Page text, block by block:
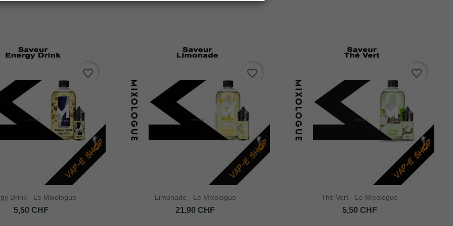
Drink - Le Mixologue
Prix
5,50 CHF
favorite_border
Limonade - Le Mixologue
Prix
21,90 CHF
favorite_border
Thé Vert - Le Mixologue
Prix
5,50 CHF
favorite_border